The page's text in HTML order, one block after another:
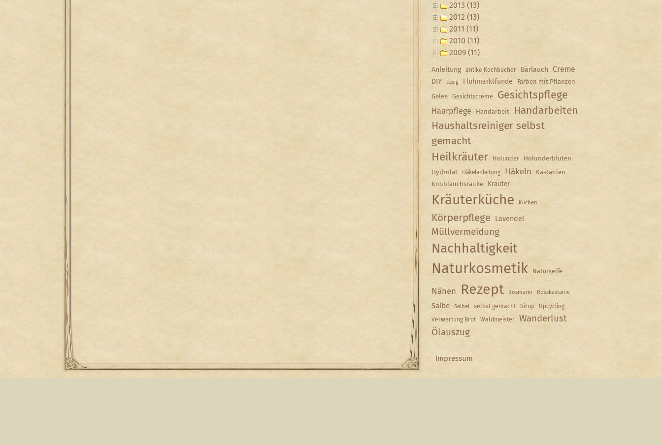
2013 (13)
2012 (13)
2011 (11)
2010 (11)
2009 (11)
Anleitung antike Kochbücher Bärlauch Creme
DIY Essig Flohmarktfunde
Färben mit Pflanzen
Gelee
Gesichtscreme Gesichtspflege
Haarpflege Handarbeit
Handarbeiten
Haushaltsreiniger selbst
gemacht
Heilkräuter Holunder
Holunderblüten
Hydrolat
Häkelanleitung Häkeln
Kastanien
Knoblauchsrauke
Kräuter
Kräuterküche Kuchen
Körperpflege Lavendel
Müllvermeidung
Nachhaltigkeit
Naturkosmetik Naturseife
Nähen Rezept Rosmarin Rosskastanie
Salbe Salbei selbst gemacht Sirup
Upcycling
Verwertung Brot
Waldmeister
Wanderlust
Ölauszug
Impressum